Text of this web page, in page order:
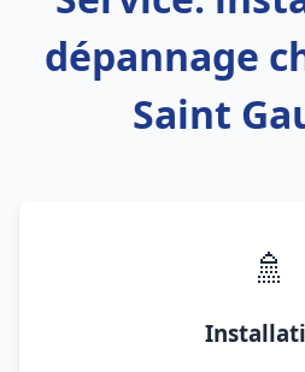
dépannage
Saint
🚿